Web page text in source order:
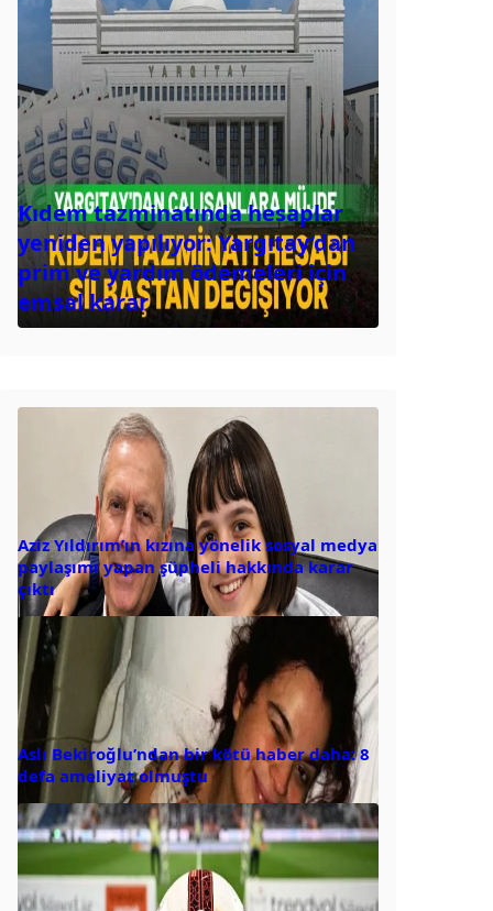
Kıdem tazminatında hesaplar
yeniden yapılıyor: Yargıtay’dan
prim ve yardım ödemeleri için
emsal karar
Aziz Yıldırım’ın kızına yönelik sosyal medya
paylaşımı yapan şüpheli hakkında karar
çıktı
Aslı Bekiroğlu’ndan bir kötü haber daha: 8
defa ameliyat olmuştu